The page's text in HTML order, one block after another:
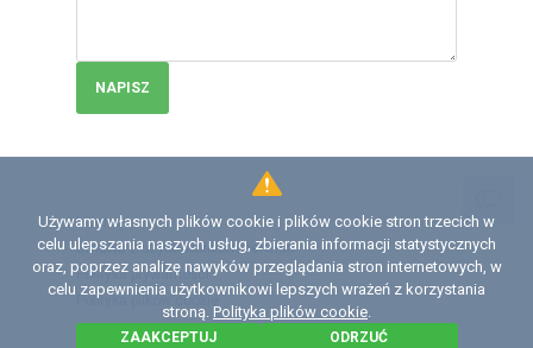
NAPISZ
Używamy własnych plików cookie i plików cookie stron trzecich w
celu ulepszania naszych usług, zbierania informacji statystycznych
oraz, poprzez analizę nawyków przeglądania stron internetowych, w
celu zapewnienia użytkownikowi lepszych wrażeń z korzystania
stroną. Polityka plików cookie
ZAAKCEPTUJ ODRZUĆ
2026 Institute of Diagnostics and Vehicle Intelligence
Licencja
Umowa z użytkownikiem serwisu
Polityka prywatności
Polityka plików сookie